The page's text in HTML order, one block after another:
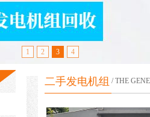
1 2 3 4
二手发电机组 / THE